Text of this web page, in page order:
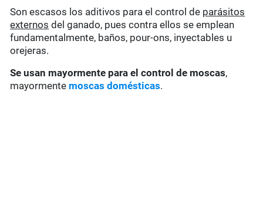
Son escasos los aditivos para el control de parásitos
externos del ganado, pues contra ellos se emplean
fundamentalmente, baños, pour-ons, inyectables u
orejeras.
Se usan mayormente para el control de moscas,
mayormente moscas domésticas.